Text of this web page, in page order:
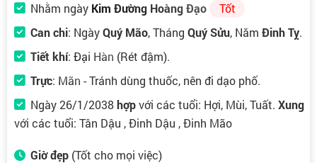
Nhằm ngày Kim Đường Hoàng Đạo
Tốt
Can chi: NgàyQuý Mão, Tháng Quý Sửu, Năm Đinh Tỵ.
Tiết khí: Đại Hàn (Rét đậm).
Trực: Mãn - Tránh dùng thuốc, nên đi dạo phố.
Ngày 26/1/2038hợpvới các tuổi: Hợi, Mùi, Tuất. Xung
với các tuổi: Tân Dậu , Đinh Dậu , Đinh Mão
Giờ đẹp (Tốt cho mọi việc)